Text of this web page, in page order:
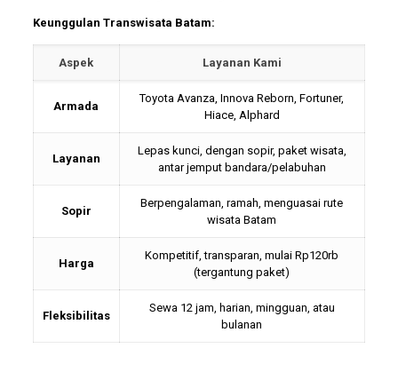
Keunggulan Transwisata Batam:
Aspek Layanan Kami
Armada
Toyota Avanza, Innova Reborn, Fortuner,
Hiace, Alphard
Layanan
Lepas kunci, dengan sopir, paket wisata,
antar jemput bandara/pelabuhan
Sopir
Berpengalaman, ramah, menguasai rute
wisata Batam
Harga
Kompetitif, transparan, mulai Rp120rb
(tergantung paket)
Fleksibilitas
Sewa 12 jam, harian, mingguan, atau
bulanan